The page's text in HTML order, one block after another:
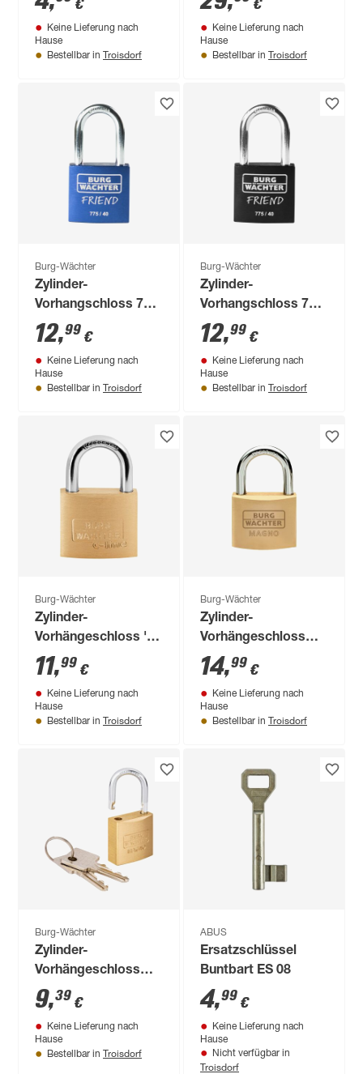
€
Keine Lieferung nach
Hause
Bestellbar in Troisdorf
160/50' verchromt
€
Keine Lieferung nach
Hause
Bestellbar in Troisdorf
Burg-Wächter
Zylinder-
Vorhangschloss 775
40 35 Blau SB
12,99 €
Keine Lieferung nach
Hause
Bestellbar in Troisdorf
Burg-Wächter
Zylinder-
Vorhangschloss 775
40 35 Schwarz SB
12,99 €
Keine Lieferung nach
Hause
Bestellbar in Troisdorf
Burg-Wächter
Zylinder-
Vorhängeschloss 'C-
Line 222 40 6 SB'
messingfarben 4 cm
11,99 €
Keine Lieferung nach
Hause
Bestellbar in Troisdorf
Burg-Wächter
Zylinder-
Vorhängeschloss
'Magno 400 E 60 SB'
14,99 €
Keine Lieferung nach
Hause
Bestellbar in Troisdorf
Burg-Wächter
Zylinder-
Vorhängeschloss
'400 E Magno 30/2
SB' messingfarben 3
cm
9,39 €
Keine Lieferung nach
Hause
Bestellbar in Troisdorf
ABUS
Ersatzschlüssel
Buntbart ES 08
4,99 €
Keine Lieferung nach
Hause
Nicht verfügbar in
Troisdorf